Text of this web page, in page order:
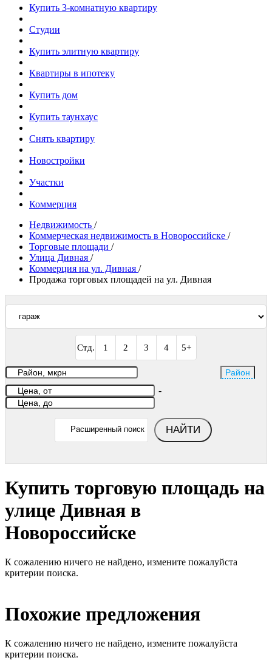
Купить 3-комнатную квартиру
Студии
Купить элитную квартиру
Квартиры в ипотеку
Купить дом
Купить таунхаус
Снять квартиру
Новостройки
Участки
Коммерция
Недвижимость /
Коммерческая недвижимость в Новороссийске /
Торговые площади /
Улица Дивная /
Коммерция на ул. Дивная /
Продажа торговых площадей на ул. Дивная
Стд. 1 2 3 4 5+
Район
-
Расширенный поиск НАЙТИ
Купить торговую площадь на
улице Дивная в
Новороссийске
К сожалению ничего не найдено, измените пожалуйста
критерии поиска.
Похожие предложения
К сожалению ничего не найдено, измените пожалуйста
критерии поиска.